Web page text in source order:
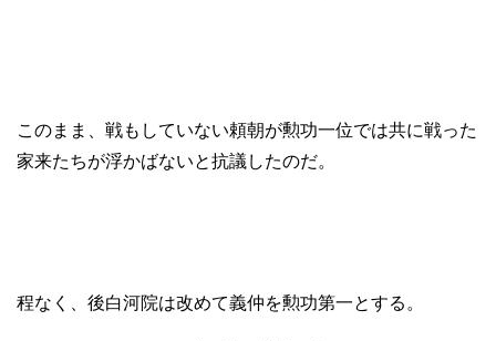
このまま、戦もしていない頼朝が勲功一位では共に戦った
家来たちが浮かばないと抗議したのだ。
程なく、後白河院は改めて義仲を勲功第一とする。